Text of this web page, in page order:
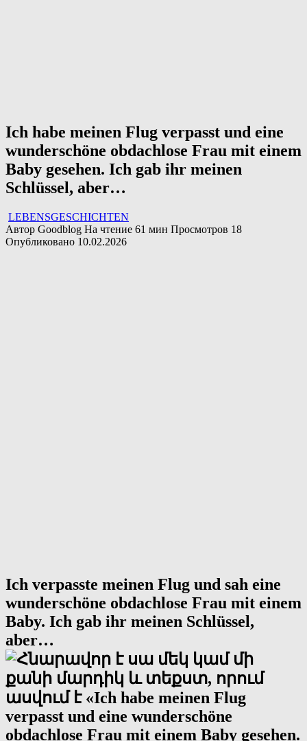
Ich habe meinen Flug verpasst und eine
wunderschöne obdachlose Frau mit einem
Baby gesehen. Ich gab ihr meinen
Schlüssel, aber…
LEBENSGESCHICHTEN
Автор Goodblog На чтение 61 мин Просмотров 18
Опубликовано 10.02.2026
Ich verpasste meinen Flug und sah eine
wunderschöne obdachlose Frau mit einem
Baby. Ich gab ihr meinen Schlüssel,
aber…